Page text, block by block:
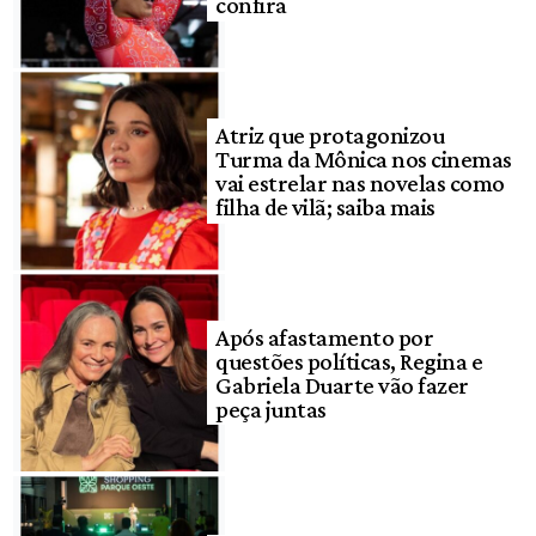
Atriz que protagonizou
Turma da Mônica nos cinemas
vai estrelar nas novelas como
filha de vilã; saiba mais
Após afastamento por
questões políticas, Regina e
Gabriela Duarte vão fazer
peça juntas